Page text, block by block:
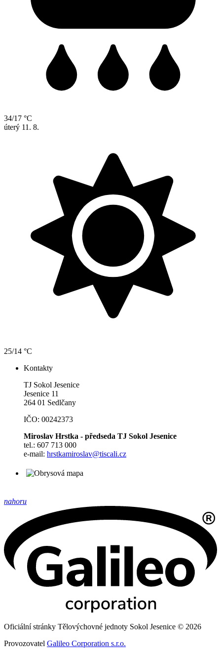
34/17 °C
úterý 11. 8.
25/14 °C
Kontakty
TJ Sokol Jesenice
Jesenice 11
264 01 Sedlčany
IČO: 00242373
Miroslav Hrstka - předseda TJ Sokol Jesenice
tel.: 607 713 000
e-mail: hrstkamiroslav@tiscali.cz
nahoru
Oficiální stránky Tělovýchovné jednoty Sokol Jesenice © 2026
Provozovatel Galileo Corporation s.r.o.